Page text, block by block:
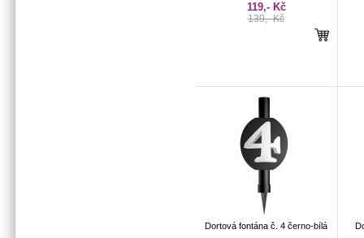
119,- Kč
139,- Kč
Dortová fontána č. 4 černo-bílá